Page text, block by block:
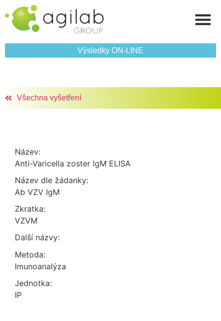
Výsledky ON‑LINE
Všechna vyšetření
Název:
Anti-Varicella zoster IgM ELISA
Název dle žádanky:
Ab VZV IgM
Zkratka:
VZVM
Další názvy:
Metoda:
imunoanalýza
Jednotka:
IP